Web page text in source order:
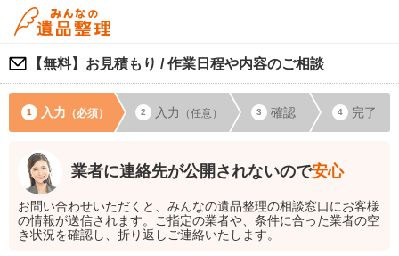
【無料】お見積もり / 作業日程や内容のご相談
入力 （必須） 入力 （任意） 確認 完了
業者に連絡先が公開されないので安心
お問い合わせいただくと、みんなの遺品整理の相談窓口にお客様
の情報が送信されます。ご指定の業者や、条件に合った業者の空
き状況を確認し、折り返しご連絡いたします。